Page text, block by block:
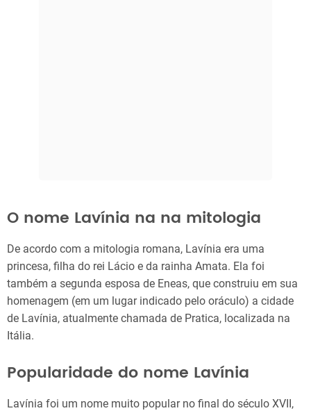
O nome Lavínia na na mitologia
De acordo com a mitologia romana, Lavínia era uma
princesa, filha do rei Lácio e da rainha Amata. Ela foi
também a segunda esposa de Eneas, que construiu em sua
homenagem (em um lugar indicado pelo oráculo) a cidade
de Lavínia, atualmente chamada de Pratica, localizada na
Itália.
Popularidade do nome Lavínia
Lavínia foi um nome muito popular no final do século XVII,